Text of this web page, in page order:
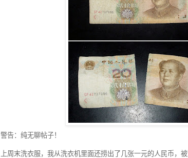
警告：纯无聊帖子！
上周末洗衣服，我从洗衣机里面还捞出了几张一元的人民币，